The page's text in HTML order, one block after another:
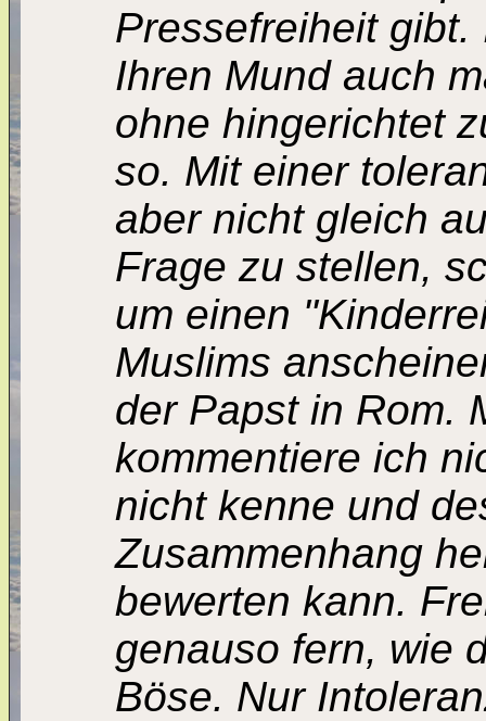
Pressefreiheit
Ihren Mund auch
ohne hingerichtet
so. Mit einer
aber nicht gleich
Frage zu stellen,
um einen
Muslims
der Papst in Rom.
kommentiere ich
nicht kenne und
Zusammenhang
bewerten kann.
genauso fern, wie
Böse. Nur